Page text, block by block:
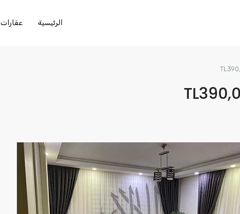
الرئيسية عقارات